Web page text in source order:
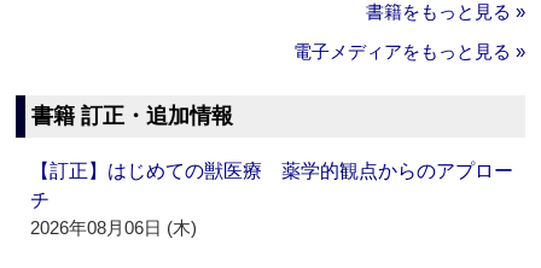
書籍をもっと見る »
電子メディアをもっと見る »
書籍 訂正・追加情報
【訂正】はじめての獣医療 薬学的観点からのアプロー
チ
2026年08月06日 (木)